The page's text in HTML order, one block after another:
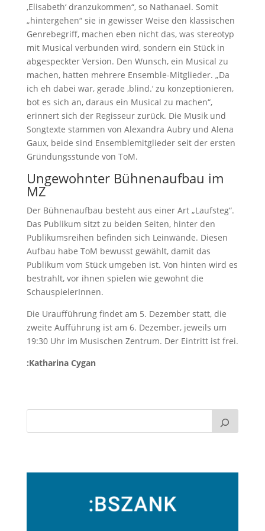
‚Elisabeth‘ dranzukommen“, so Nathanael. Somit
„hintergehen“ sie in gewisser Weise den klassischen
Genrebegriff, machen eben nicht das, was stereotyp
mit Musical verbunden wird, sondern ein Stück in
abgespeckter Version. Den Wunsch, ein Musical zu
machen, hatten mehrere Ensemble-Mitglieder. „Da
ich eh dabei war, gerade ‚blind.‘ zu konzeptionieren,
bot es sich an, daraus ein Musical zu machen“,
erinnert sich der Regisseur zurück. Die Musik und
Songtexte stammen von Alexandra Aubry und Alena
Gaux, beide sind Ensemblemitglieder seit der ersten
Gründungsstunde von ToM.
Ungewohnter Bühnenaufbau im
MZ
Der Bühnenaufbau besteht aus einer Art „Laufsteg“.
Das Publikum sitzt zu beiden Seiten, hinter den
Publikumsreihen befinden sich Leinwände. Diesen
Aufbau habe ToM bewusst gewählt, damit das
Publikum vom Stück umgeben ist. Von hinten wird es
bestrahlt, vor ihnen spielen wie gewohnt die
SchauspielerInnen.
Die Uraufführung findet am 5. Dezember statt, die
zweite Aufführung ist am 6. Dezember, jeweils um
19:30 Uhr im Musischen Zentrum. Der Eintritt ist frei.
:Katharina Cygan